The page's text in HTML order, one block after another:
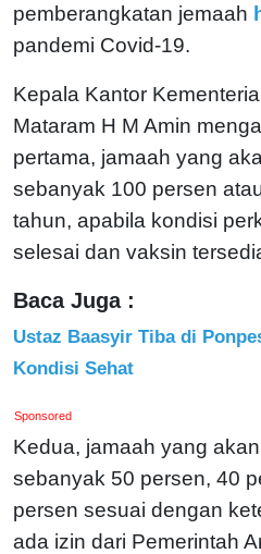
pemberangkatan jemaah
pandemi Covid-19.
Kepala Kantor
Mataram H M Amin
pertama, jamaah yang
sebanyak 100 persen
tahun, apabila kondisi
selesai dan vaksin
Baca Juga :
Ustaz Baasyir Tiba di
Kondisi Sehat
Sponsored
Kedua, jamaah yang
sebanyak 50 persen, 40
persen sesuai dengan
ada izin dari Pemerintah